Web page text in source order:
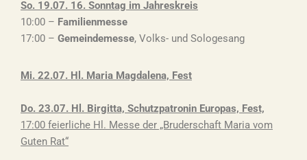
So. 19.07. 16. Sonntag im Jahreskreis
10:00 – Familienmesse
17:00 – Gemeindemesse, Volks- und Sologesang
Mi. 22.07. Hl. Maria Magdalena, Fest
Do. 23.07. Hl. Birgitta, Schutzpatronin Europas, Fest,
17:00 feierliche Hl. Messe der „Bruderschaft Maria vom
Guten Rat“